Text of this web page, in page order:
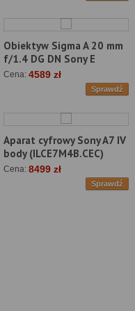
Obiektyw Sigma A 20 mm
f/1.4 DG DN Sony E
Cena: 4589 zł
Sprawdź
Aparat cyfrowy Sony A7 IV
body (ILCE7M4B.CEC)
Cena: 8499 zł
Sprawdź